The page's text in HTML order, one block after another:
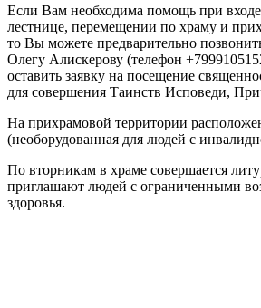
Если Вам необходима помощь при
лестнице, перемещении по храму и
то Вы можете предварительно
Олегу Алискерову (телефон
оставить заявку на посещение
для совершения Таинств Исповеди,
На прихрамовой территории
(необорудованная для людей с
По вторникам в храме совершается
приглашают людей с ограниченными
здоровья.